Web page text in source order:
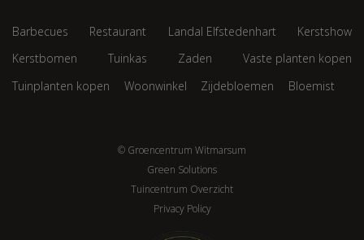
Barbecues Restaurant Landal Elfstedenhart
Kerstshow
Kerstbomen
Tuinkas Zaden
Vaste planten kopen
Tuinplanten kopen
Woonwinkel Zijdebloemen Bloemist
© Groencentrum Witmarsum
Green Solutions
Tuincentrum Overzicht
Privacy Policy